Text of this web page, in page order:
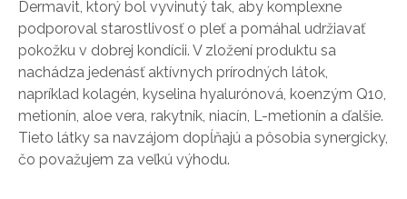
Dermavit, ktorý bol vyvinutý tak, aby komplexne
podporoval starostlivosť o pleť a pomáhal udržiavať
pokožku v dobrej kondícii. V zložení produktu sa
nachádza jedenásť aktívnych prírodných látok,
napríklad kolagén, kyselina hyalurónová, koenzým Q10,
metionín, aloe vera, rakytník, niacín, L-metionín a ďalšie.
Tieto látky sa navzájom dopĺňajú a pôsobia synergicky,
čo považujem za veľkú výhodu.